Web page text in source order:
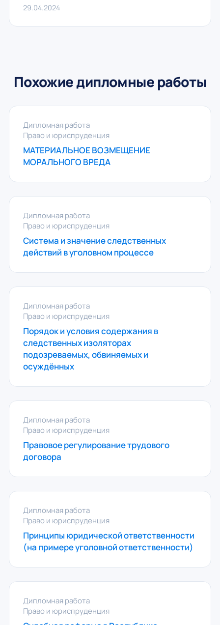
29.04.2024
Похожие дипломные работы
Дипломная работа
Право и юриспруденция
МАТЕРИАЛЬНОЕ ВОЗМЕЩЕНИЕ
МОРАЛЬНОГО ВРЕДА
Дипломная работа
Право и юриспруденция
Система и значение следственных
действий в уголовном процессе
Дипломная работа
Право и юриспруденция
Порядок и условия содержания в
следственных изоляторах
подозреваемых, обвиняемых и
осуждённых
Дипломная работа
Право и юриспруденция
Правовое регулирование трудового
договора
Дипломная работа
Право и юриспруденция
Принципы юридической ответственности
(на примере уголовной ответственности)
Дипломная работа
Право и юриспруденция